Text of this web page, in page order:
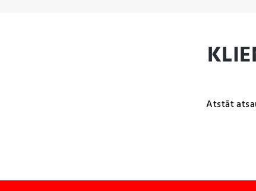
Atstāt